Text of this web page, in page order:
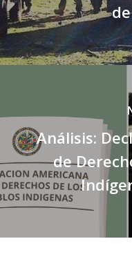
Análisis:
de